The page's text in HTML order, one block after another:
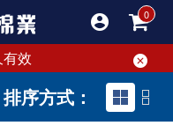
效
排序方式：